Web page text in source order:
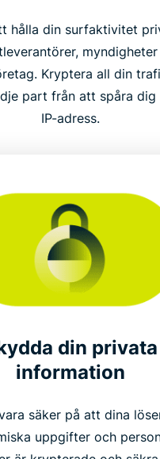
hålla din surfaktivitet
Kryptera all din
part från att spåra dig
IP-adress.
din privata
information
säker på att dina
uppgifter och